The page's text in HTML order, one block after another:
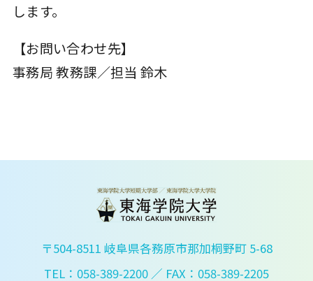
します。
【お問い合わせ先】
事務局 教務課／担当 鈴木
〒504-8511 岐阜県各務原市那加桐野町 5-68
TEL：058-389-2200 ／ FAX：058-389-2205